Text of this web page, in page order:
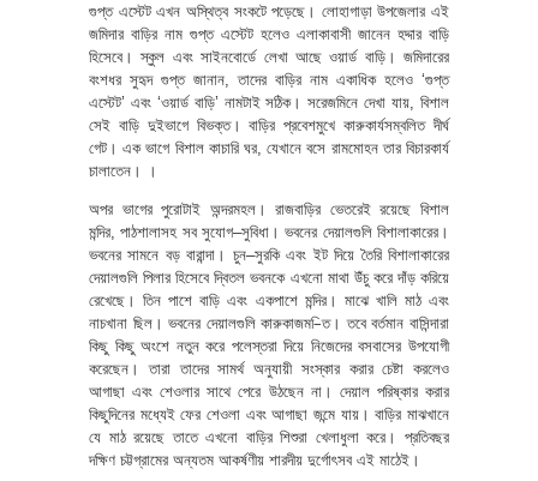
গুপ্ত এস্টেট এখন অস্থিত্ব সংকটে পড়েছে। লোহাগাড়া উপজেলার এই
জমিদার বাড়ির নাম গুপ্ত এস্টেট হলেও এলাকাবাসী জানেন হদ্দার বাড়ি
হিসেবে। স্কুল এবং সাইনবোর্ডে লেখা আছে ওয়ার্ড বাড়ি। জমিদারের
বংশধর সুহৃদ গুপ্ত জানান, তাদের বাড়ির নাম একাধিক হলেও ‘গুপ্ত
এস্টেট’ এবং ‘ওয়ার্ড বাড়ি’ নামটাই সঠিক। সরেজমিনে দেখা যায়, বিশাল
সেই বাড়ি দুইভাগে বিভক্ত। বাড়ির প্রবেশমুখে কারুকার্যসম্বলিত দীর্ঘ
গেট। এক ভাগে বিশাল কাচারি ঘর, যেখানে বসে রামমোহন তার বিচারকার্য
চালাতেন। ।
অপর ভাগের পুরোটাই অন্দরমহল। রাজবাড়ির ভেতরেই রয়েছে বিশাল
মন্দির, পাঠশালাসহ সব সুযোগ–সুবিধা। ভবনের দেয়ালগুলি বিশালাকারের।
ভবনের সামনে বড় বারান্দা। চুন–সুরকি এবং ইট দিয়ে তৈরি বিশালাকারের
দেয়ালগুলি পিলার হিসেবে দ্বিতল ভবনকে এখনো মাথা উঁচু করে দাঁড় করিয়ে
রেখেছে। তিন পাশে বাড়ি এবং একপাশে মন্দির। মাঝে খালি মাঠ এবং
নাচখানা ছিল। ভবনের দেয়ালগুলি কারুকাজম–িত। তবে বর্তমান বাসিন্দারা
কিছু কিছু অংশে নতুন করে পলেস্তরা দিয়ে নিজেদের বসবাসের উপযোগী
করেছেন। তারা তাদের সামর্থ অনুযায়ী সংস্কার করার চেষ্টা করলেও
আগাছা এবং শেওলার সাথে পেরে উঠছেন না। দেয়াল পরিষ্কার করার
কিছুদিনের মধ্যেই ফের শেওলা এবং আগাছা জন্মে যায়। বাড়ির মাঝখানে
যে মাঠ রয়েছে তাতে এখনো বাড়ির শিশুরা খেলাধুলা করে। প্রতিবছর
দক্ষিণ চট্টগ্রামের অন্যতম আকর্ষণীয় শারদীয় দুর্গোৎসব এই মাঠেই।